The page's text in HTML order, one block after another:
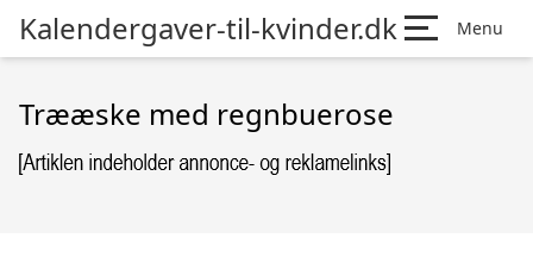
Kalendergaver-til-kvinder.dk Menu
Trææske med regnbuerose